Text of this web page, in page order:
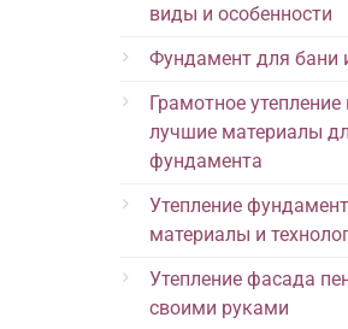
виды и особенности
Фундамент для бани
Грамотное
лучшие материалы
фундамента
Утепление
материалы и
Утепление фасада
своими руками